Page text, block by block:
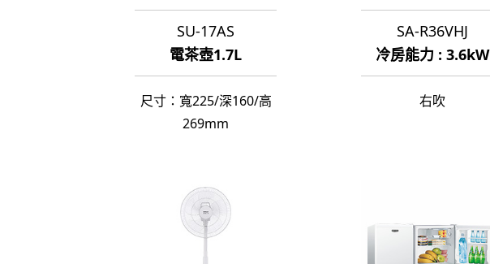
SU-17AS
電茶壺1.7L
尺寸：寬225/深160/高
269mm
SA-R36VHJ
冷房能力 : 3.6kW
右吹